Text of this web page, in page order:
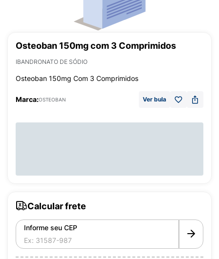
Osteoban 150mg com 3 Comprimidos
IBANDRONATO DE SÓDIO
Osteoban 150mg Com 3 Comprimidos
Marca:OSTEOBAN Ver bula
Calcular frete
Informe seu CEP